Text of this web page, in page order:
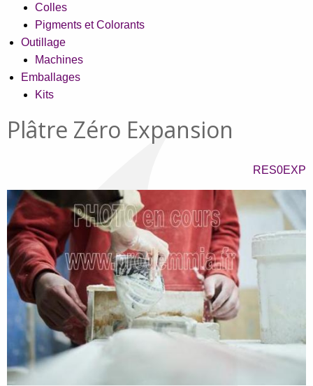
Colles
Pigments et Colorants
Outillage
Machines
Emballages
Kits
Plâtre Zéro Expansion
RES0EXP